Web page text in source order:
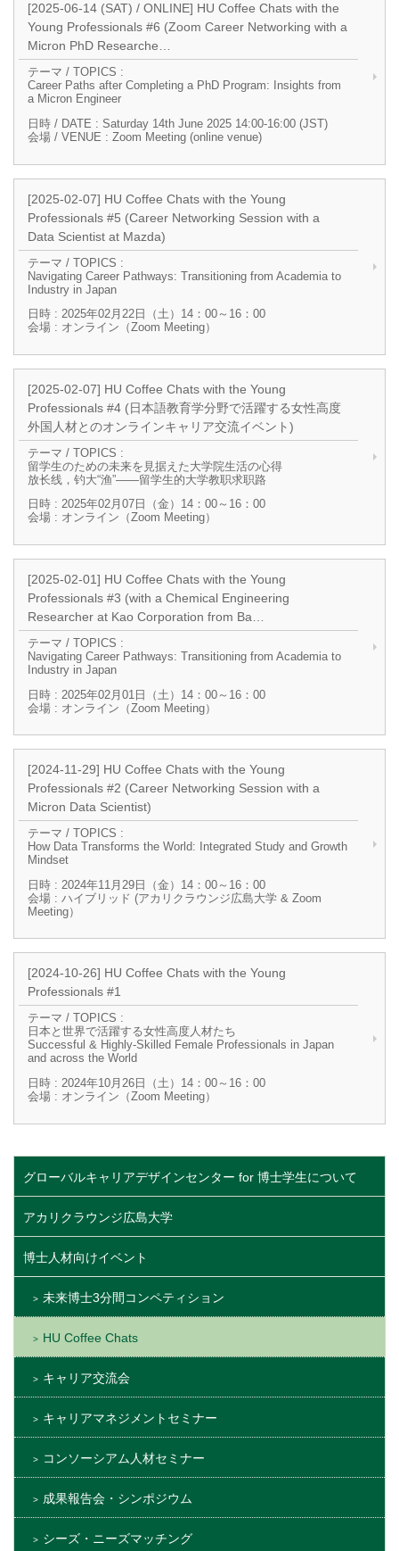
[2025-06-14 (SAT) / ONLINE] HU Coffee Chats with the
Young Professionals #6 (Zoom Career Networking with a
Micron PhD Researche…
テーマ / TOPICS :
Career Paths after Completing a PhD Program: Insights from
a Micron Engineer
日時 / DATE : Saturday 14th June 2025 14:00-16:00 (JST)
会場 / VENUE : Zoom Meeting (online venue)
[2025-02-07] HU Coffee Chats with the Young
Professionals #5 (Career Networking Session with a
Data Scientist at Mazda)
テーマ / TOPICS :
Navigating Career Pathways: Transitioning from Academia to
Industry in Japan
日時 : 2025年02月22日（土）14：00～16：00
会場 : オンライン（Zoom Meeting）
[2025-02-07] HU Coffee Chats with the Young
Professionals #4 (日本語教育学分野で活躍する女性高度
外国人材とのオンラインキャリア交流イベント)
テーマ / TOPICS :
留学生のための未来を見据えた大学院生活の心得
放长线，钓大“渔”——留学生的大学教职求职路
日時 : 2025年02月07日（金）14：00～16：00
会場 : オンライン（Zoom Meeting）
[2025-02-01] HU Coffee Chats with the Young
Professionals #3 (with a Chemical Engineering
Researcher at Kao Corporation from Ba…
テーマ / TOPICS :
Navigating Career Pathways: Transitioning from Academia to
Industry in Japan
日時 : 2025年02月01日（土）14：00～16：00
会場 : オンライン（Zoom Meeting）
[2024-11-29] HU Coffee Chats with the Young
Professionals #2 (Career Networking Session with a
Micron Data Scientist)
テーマ / TOPICS :
How Data Transforms the World: Integrated Study and Growth
Mindset
日時 : 2024年11月29日（金）14：00～16：00
会場 : ハイブリッド (アカリクラウンジ広島大学 & Zoom
Meeting）
[2024-10-26] HU Coffee Chats with the Young
Professionals #1
テーマ / TOPICS :
日本と世界で活躍する女性高度人材たち
Successful & Highly-Skilled Female Professionals in Japan
and across the World
日時 : 2024年10月26日（土）14：00～16：00
会場 : オンライン（Zoom Meeting）
グローバルキャリアデザインセンター for 博士学生について
アカリクラウンジ広島大学
博士人材向けイベント
未来博士3分間コンペティション
HU Coffee Chats
キャリア交流会
キャリアマネジメントセミナー
コンソーシアム人材セミナー
成果報告会・シンポジウム
シーズ・ニーズマッチング